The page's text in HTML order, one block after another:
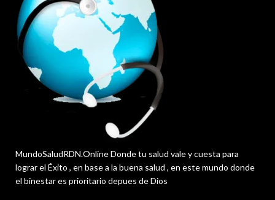
MundoSaludRDN.Online Donde tu salud vale y cuesta para
lograr el Éxito , en base a la buena salud , en este mundo donde
el binestar es prioritario depues de Dios